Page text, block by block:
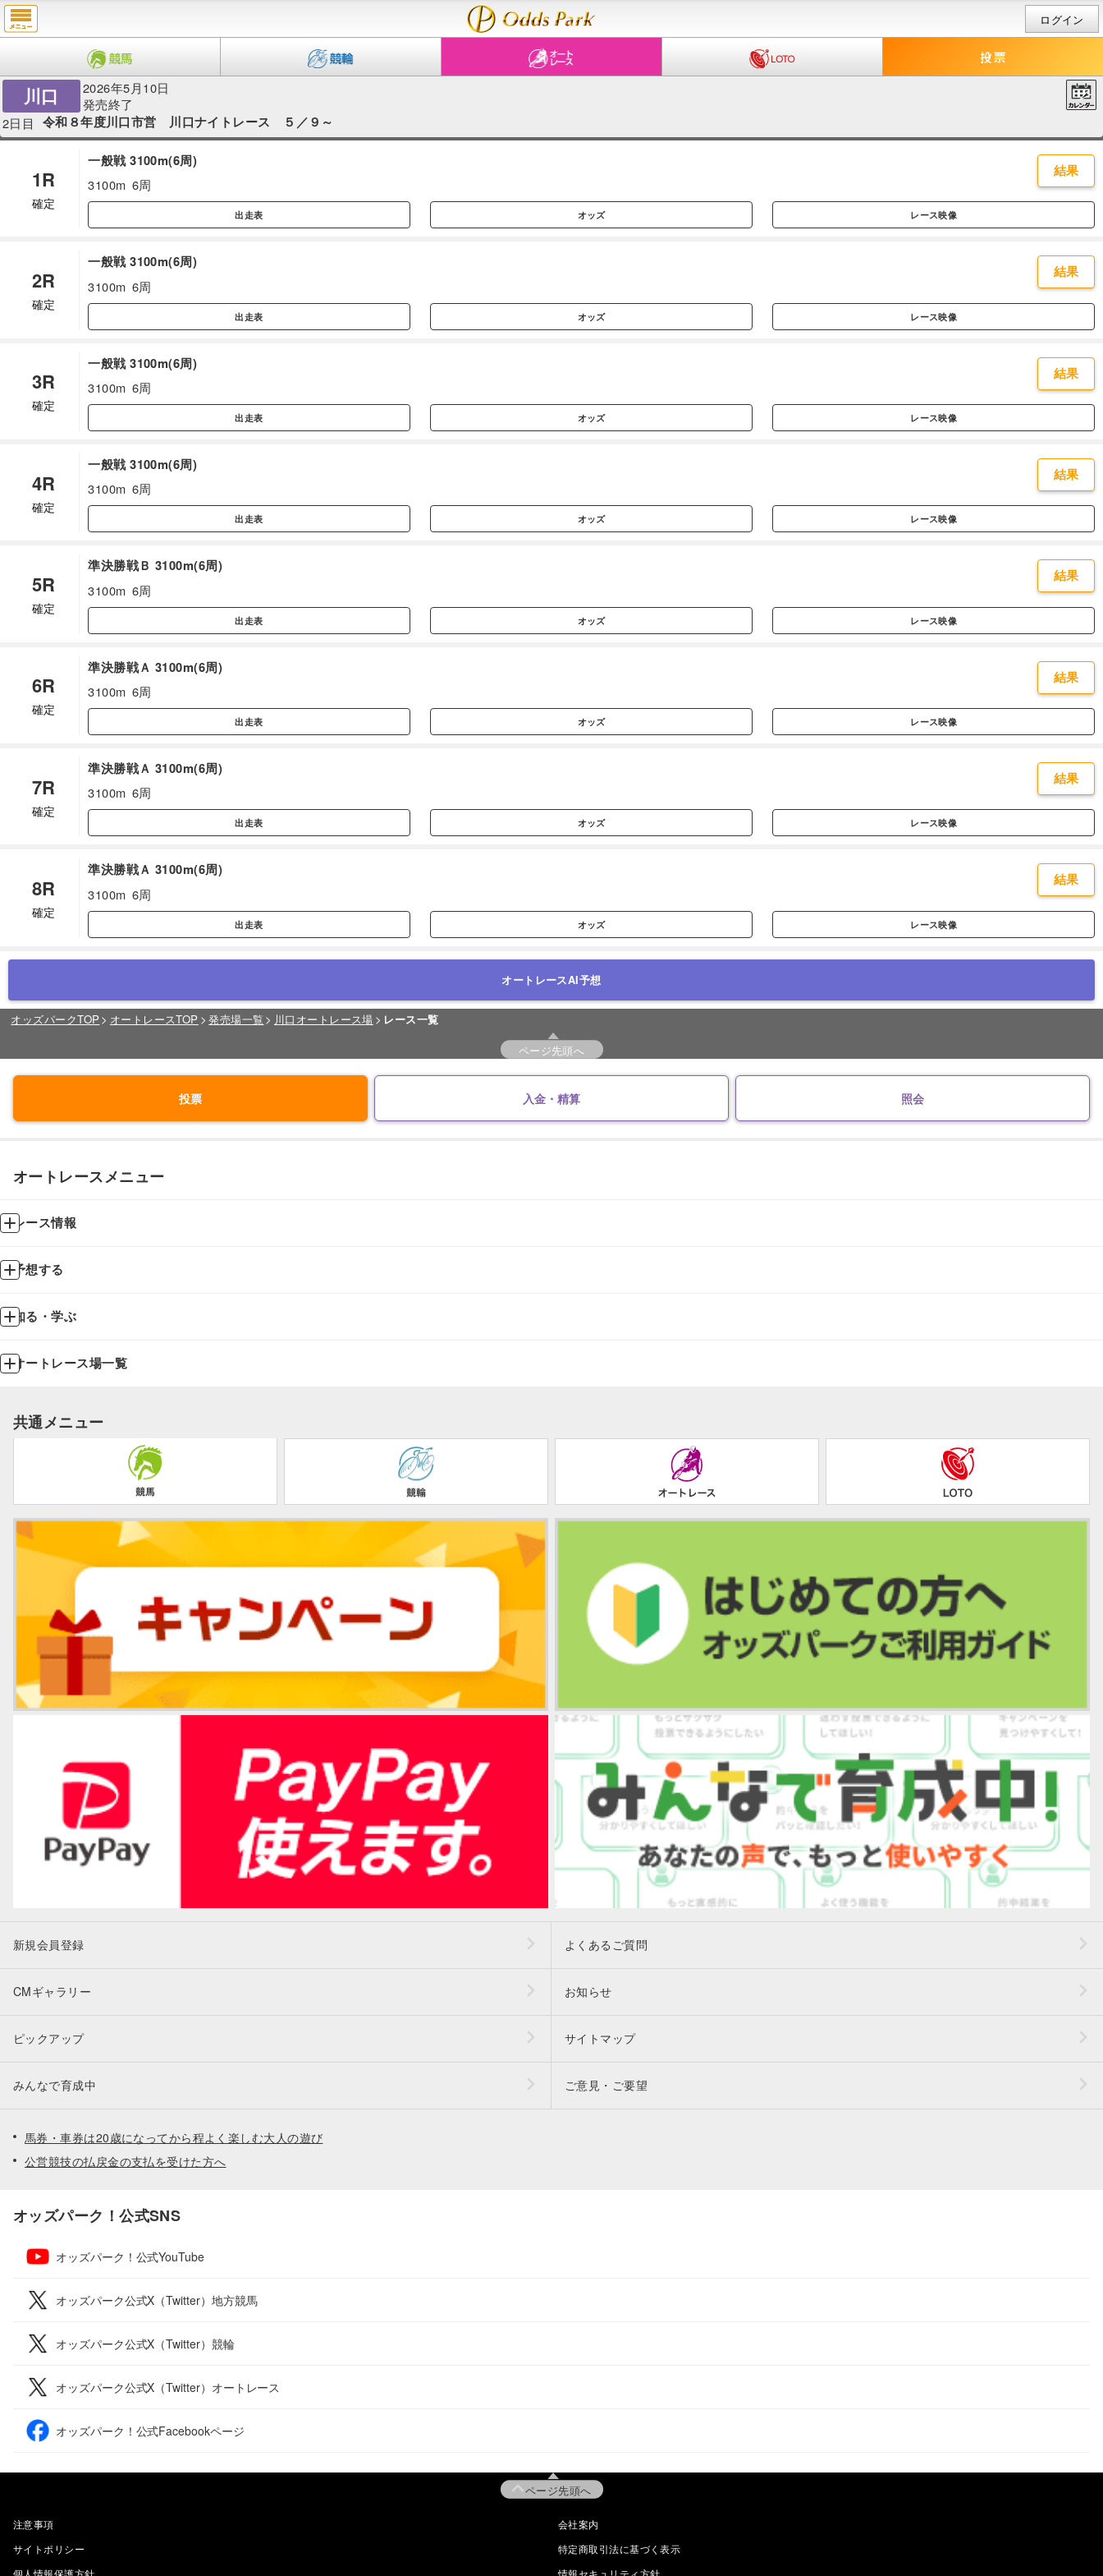
ログイン
川口
2026年5月10日
発売終了
2日目
令和８年度川口市営 川口ナイトレース ５／９～
1R
確定
一般戦 3100m(6周)
3100m 6周
結果
出走表 オッズ レース映像
2R
確定
一般戦 3100m(6周)
3100m 6周
結果
出走表 オッズ レース映像
3R
確定
一般戦 3100m(6周)
3100m 6周
結果
出走表 オッズ レース映像
4R
確定
一般戦 3100m(6周)
3100m 6周
結果
出走表 オッズ レース映像
5R
確定
準決勝戦Ｂ 3100m(6周)
3100m 6周
結果
出走表 オッズ レース映像
6R
確定
準決勝戦Ａ 3100m(6周)
3100m 6周
結果
出走表 オッズ レース映像
7R
確定
準決勝戦Ａ 3100m(6周)
3100m 6周
結果
出走表 オッズ レース映像
8R
確定
準決勝戦Ａ 3100m(6周)
3100m 6周
結果
出走表 オッズ レース映像
オートレースAI予想
オッズパークTOP オートレースTOP 発売場一覧 川口オートレース場
レース一覧
ページ先頭へ
投票 入金・精算 照会
オートレースメニュー
レース情報
予想する
知る・学ぶ
オートレース場一覧
共通メニュー
新規会員登録 よくあるご質問
CMギャラリー お知らせ
ピックアップ サイトマップ
みんなで育成中 ご意見・ご要望
馬券・車券は20歳になってから程よく楽しむ大人の遊び
公営競技の払戻金の支払を受けた方へ
オッズパーク！公式SNS
オッズパーク！公式YouTube
オッズパーク公式X（Twitter）地方競馬
オッズパーク公式X（Twitter）競輪
オッズパーク公式X（Twitter）オートレース
オッズパーク！公式Facebookページ
ページ先頭へ
注意事項
会社案内
サイトポリシー
特定商取引法に基づく表示